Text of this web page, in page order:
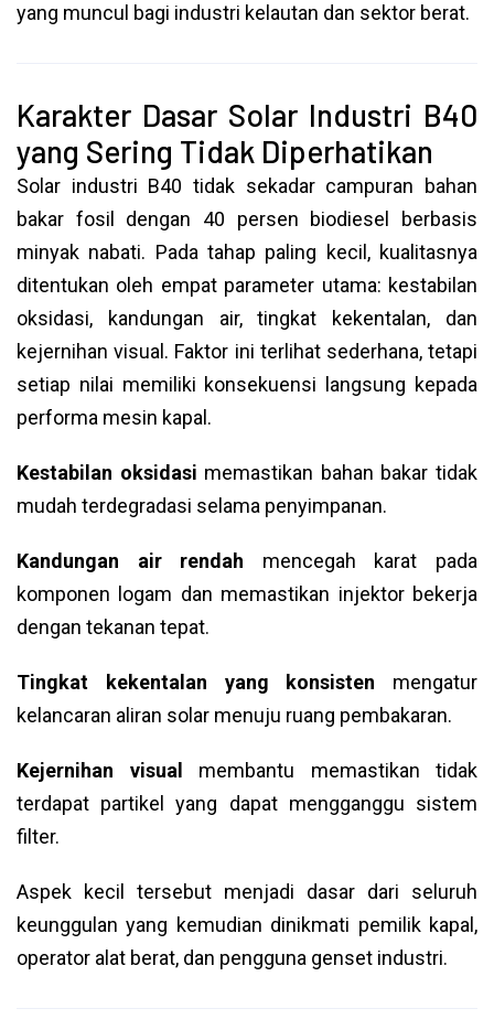
yang muncul bagi industri kelautan dan sektor berat.
Karakter Dasar Solar Industri B40
yang Sering Tidak Diperhatikan
Solar industri B40 tidak sekadar campuran bahan
bakar fosil dengan 40 persen biodiesel berbasis
minyak nabati. Pada tahap paling kecil, kualitasnya
ditentukan oleh empat parameter utama: kestabilan
oksidasi, kandungan air, tingkat kekentalan, dan
kejernihan visual. Faktor ini terlihat sederhana, tetapi
setiap nilai memiliki konsekuensi langsung kepada
performa mesin kapal.
Kestabilan oksidasi memastikan bahan bakar tidak
mudah terdegradasi selama penyimpanan.
Kandungan air rendah mencegah karat pada
komponen logam dan memastikan injektor bekerja
dengan tekanan tepat.
Tingkat kekentalan yang konsisten mengatur
kelancaran aliran solar menuju ruang pembakaran.
Kejernihan visual
membantu memastikan tidak
terdapat partikel yang dapat mengganggu sistem
filter.
Aspek kecil tersebut menjadi dasar dari seluruh
keunggulan yang kemudian dinikmati pemilik kapal,
operator alat berat, dan pengguna genset industri.